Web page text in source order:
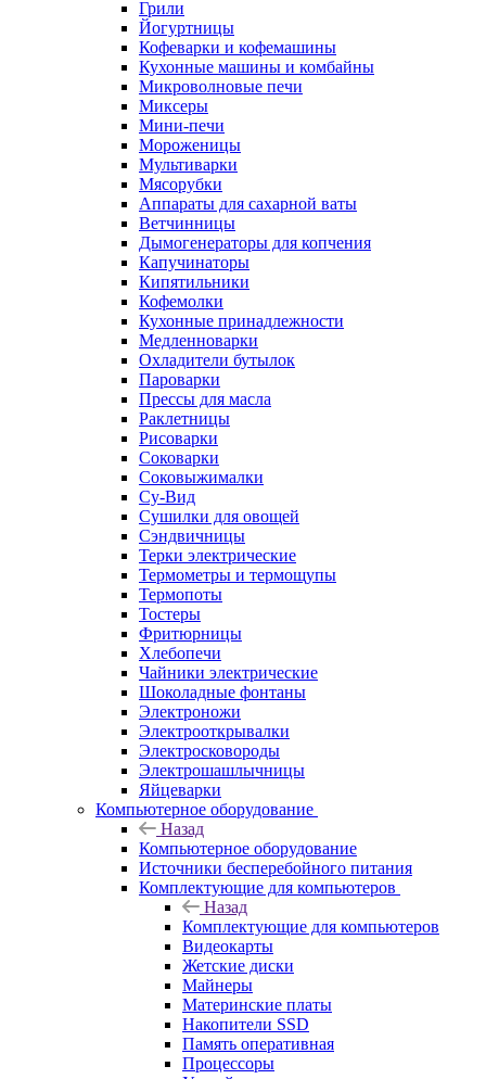
Грили
Йогуртницы
Кофеварки и кофемашины
Кухонные машины и комбайны
Микроволновые печи
Миксеры
Мини-печи
Мороженицы
Мультиварки
Мясорубки
Аппараты для сахарной ваты
Ветчинницы
Дымогенераторы для копчения
Капучинаторы
Кипятильники
Кофемолки
Кухонные принадлежности
Медленноварки
Охладители бутылок
Пароварки
Прессы для масла
Раклетницы
Рисоварки
Соковарки
Соковыжималки
Су-Вид
Сушилки для овощей
Сэндвичницы
Терки электрические
Термометры и термощупы
Термопоты
Тостеры
Фритюрницы
Хлебопечи
Чайники электрические
Шоколадные фонтаны
Электроножи
Электрооткрывалки
Электросковороды
Электрошашлычницы
Яйцеварки
Компьютерное оборудование
Назад
Компьютерное оборудование
Источники бесперебойного питания
Комплектующие для компьютеров
Назад
Комплектующие для компьютеров
Видеокарты
Жетские диски
Майнеры
Материнские платы
Накопители SSD
Память оперативная
Процессоры